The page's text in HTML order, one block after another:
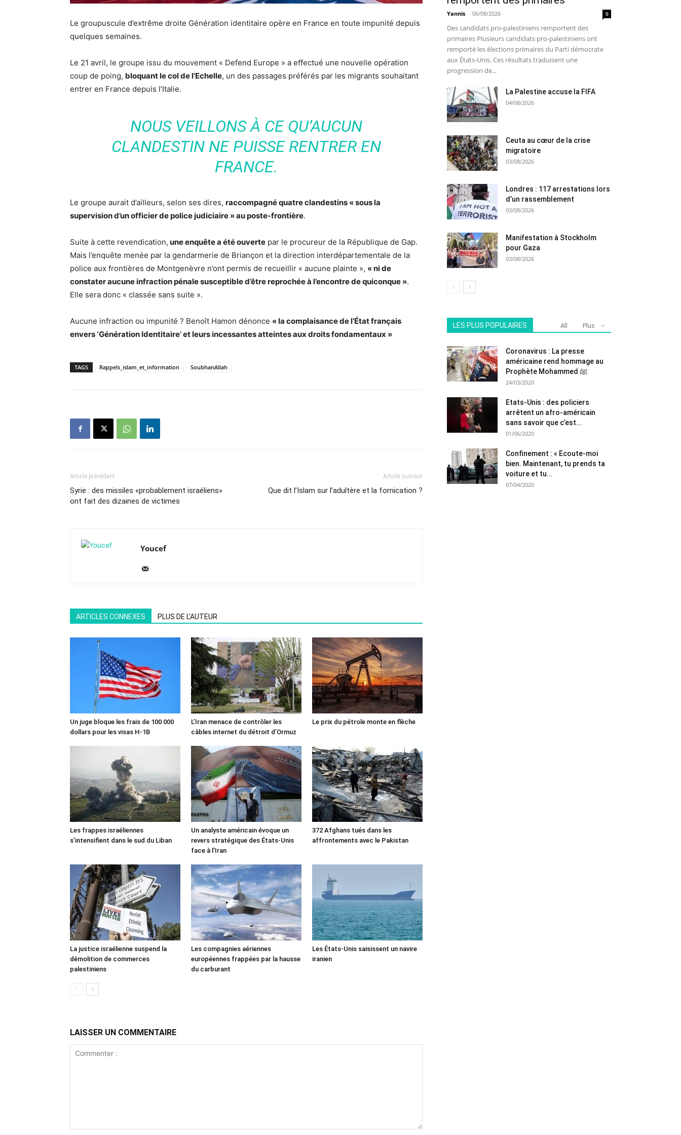
Le groupuscule d’extrême droite Génération identitaire opère en France en toute impunité depuis
quelques semaines.
Le 21 avril, le groupe issu du mouvement « Defend Europe » a effectué une nouvelle opération
coup de poing, bloquant le col de l’Echelle, un des passages préférés par les migrants souhaitant
entrer en France depuis l’Italie.
NOUS VEILLONS À CE QU’AUCUN
CLANDESTIN NE PUISSE RENTRER EN
FRANCE.
Le groupe aurait d’ailleurs, selon ses dires, raccompagné quatre clandestins « sous la
supervision d’un officier de police judiciaire » au poste-frontière.
Suite à cette revendication, une enquête a été ouverte par le procureur de la République de Gap.
Mais l’enquête menée par la gendarmerie de Briançon et la direction interdépartementale de la
police aux frontières de Montgenèvre n’ont permis de recueillir « aucune plainte », « ni de
constater aucune infraction pénale susceptible d’être reprochée à l’encontre de quiconque ».
Elle sera donc « classée sans suite ».
Aucune infraction ou impunité ? Benoît Hamon dénonce « la complaisance de l’État français
envers ‘Génération Identitaire’ et leurs incessantes atteintes aux droits fondamentaux »
TAGS Rappels_islam_et_information SoubhanAllah
Article précédent
Syrie : des missiles «probablement israéliens»
ont fait des dizaines de victimes
Article suivant
Que dit l’Islam sur l’adultère et la fornication ?
Youcef
ARTICLES CONNEXES PLUS DE L'AUTEUR
Un juge bloque les frais de 100 000
dollars pour les visas H-1B
L’Iran menace de contrôler les
câbles internet du détroit d’Ormuz
Le prix du pétrole monte en flèche
Les frappes israéliennes
s’intensifient dans le sud du Liban
Un analyste américain évoque un
revers stratégique des États-Unis
face à l’Iran
372 Afghans tués dans les
affrontements avec le Pakistan
La justice israélienne suspend la
démolition de commerces
palestiniens
Les compagnies aériennes
européennes frappées par la hausse
du carburant
Les États-Unis saisissent un navire
iranien
LAISSER UN COMMENTAIRE
Yannis - 06/08/2026 0
Des candidats pro-palestiniens remportent des
primaires Plusieurs candidats pro-palestiniens ont
remporté les élections primaires du Parti démocrate
aux États-Unis. Ces résultats traduisent une
progression de...
La Palestine accuse la FIFA
04/08/2026
Ceuta au cœur de la crise
migratoire
03/08/2026
Londres : 117 arrestations lors
d’un rassemblement
03/08/2026
Manifestation à Stockholm
pour Gaza
03/08/2026
LES PLUS POPULAIRES All Plus
Coronavirus : La presse
américaine rend hommage au
Prophète Mohammed ﷺ
24/03/2020
Etats-Unis : des policiers
arrêtent un afro-américain
sans savoir que c’est...
01/06/2020
Confinement : « Ecoute-moi
bien. Maintenant, tu prends ta
voiture et tu...
07/04/2020